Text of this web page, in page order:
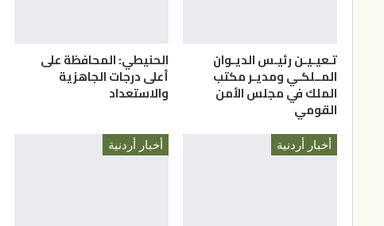
تـعيـيـن رئيـس الديـوان
المــلكـي ومديـر مكتب
الملك في مجلس الأمن
القومي
الحنيطي: المحافظة على
أعلى درجات الجاهزية
والاستعداد
أخبار أردنية أخبار أردنية